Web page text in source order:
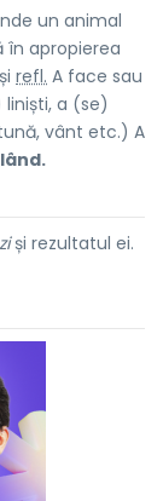
un animal
în apropierea
și refl. A face sau
a (se)
vânt etc.) A
și rezultatul ei.